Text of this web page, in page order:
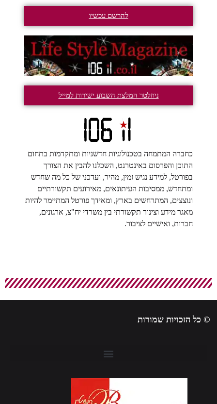
להרשם עכשיו
ניוזלטר המלצת השבוע ישירות למייל
כחברה המתמחה בטכנולוגיות חדשניות ומתקדמות בתחום
התוכן והפרסום באינטרנט, השכלנו להבין את הצורך
בפורטל, למידע נגיש זמין, מהיר, ועדכני של כל מה שחדש
ומתחדש, ממסיבות העיתונאים, מאירועים תקשורתיים
ונוצצים, המתרחשים בארץ, ומאידך פורטל המתיימר להיות
מאגר מידע וצינור תקשורתי בין משרדי יח"צ, ארגונים,
חברות, ואישיים לציבור.
© כל הזכויות שמורות